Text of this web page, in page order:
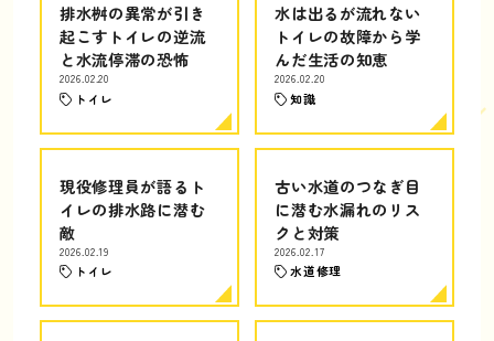
排水桝の異常が引き
起こすトイレの逆流
と水流停滞の恐怖
2026.02.20
トイレ
水は出るが流れない
トイレの故障から学
んだ生活の知恵
2026.02.20
知識
現役修理員が語るト
イレの排水路に潜む
敵
2026.02.19
トイレ
古い水道のつなぎ目
に潜む水漏れのリス
クと対策
2026.02.17
水道修理